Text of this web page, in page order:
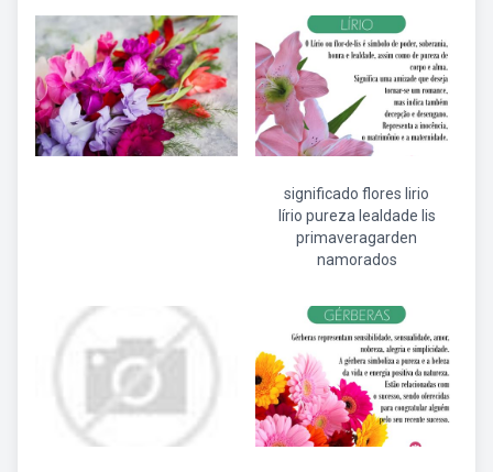
significado flores lirio
lírio pureza lealdade lis
primaveragarden
namorados